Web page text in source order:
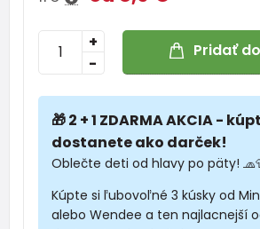
-
+ Pridať
🎁 2 + 1 ZDARMA AKCIA -
dostanete ako darček!
Oblečte deti od hlavy po päty!
Kúpte si ľubovoľné 3 kúsky od
alebo Wendee a ten najlacnejší